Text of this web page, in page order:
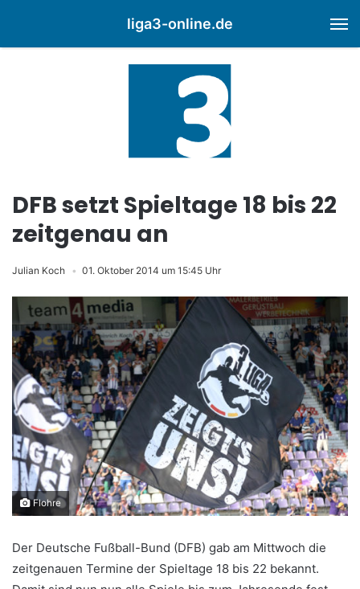
liga3-online.de
DFB setzt Spieltage 18 bis 22
zeitgenau an
Julian Koch 01. Oktober 2014 um 15:45 Uhr
Flohre
Der Deutsche Fußball-Bund (DFB) gab am Mittwoch die
zeitgenauen Termine der Spieltage 18 bis 22 bekannt.